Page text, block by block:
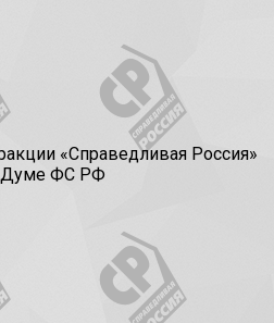
«Справедливая Россия»
Думе ФС РФ